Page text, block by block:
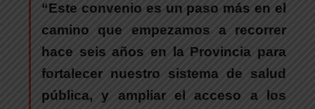
“Este convenio es un paso más en el
camino que empezamos a recorrer
hace seis años en la Provincia para
fortalecer nuestro sistema de salud
pública, y ampliar el acceso a los